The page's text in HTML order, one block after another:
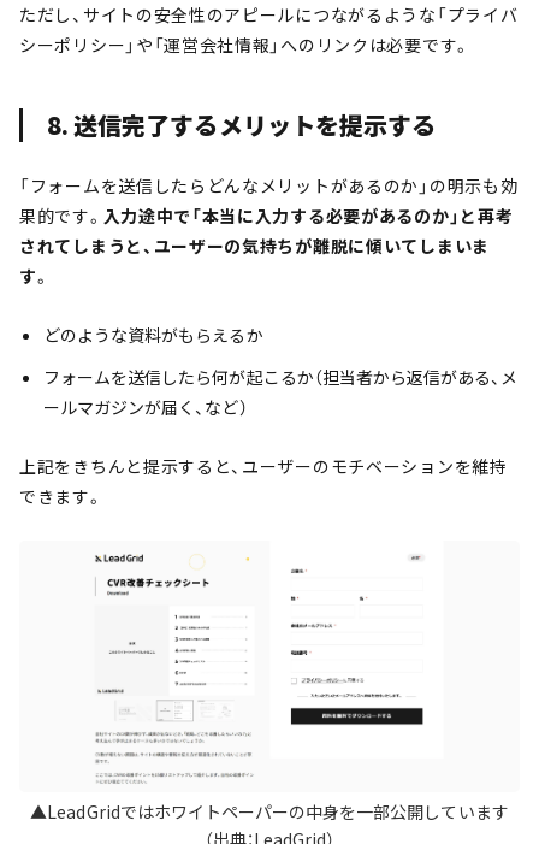
ただし、サイトの安全性のアピールにつながるような「プライバ
シーポリシー」や「運営会社情報」へのリンクは必要です。
8. 送信完了するメリットを提示する
「フォームを送信したらどんなメリットがあるのか」の明示も効
果的です。 入力途中で「本当に入力する必要があるのか」と再考
されてしまうと、ユーザーの気持ちが離脱に傾いてしまいま
す。
どのような資料がもらえるか
フォームを送信したら何が起こるか（担当者から返信がある、メ
ールマガジンが届く、など）
上記をきちんと提示すると、ユーザーのモチベーションを維持
できます。
▲LeadGridではホワイトペーパーの中身を一部公開しています